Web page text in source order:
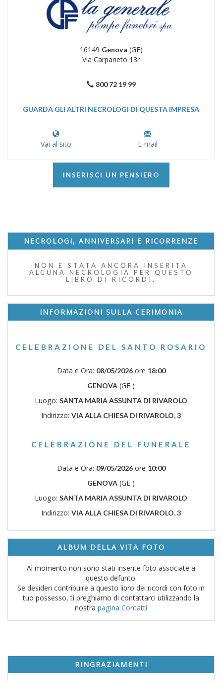
16149 Genova (GE)
Via Carpaneto 13r
800 72 19 99
GUARDA GLI ALTRI NECROLOGI DI QUESTA IMPRESA
Vai al sito E-mail
INSERISCI UN PENSIERO
NECROLOGI, ANNIVERSARI E RICORRENZE
NON È STATA ANCORA INSERITA
ALCUNA NECROLOGIA PER QUESTO
LIBRO DI RICORDI.
INFORMAZIONI SULLA CERIMONIA
CELEBRAZIONE DEL SANTO ROSARIO
Data e Ora: 08/05/2026ore 18:00
GENOVA (GE )
Luogo: SANTA MARIA ASSUNTA DI RIVAROLO
Indirizzo: VIA ALLA CHIESA DI RIVAROLO, 3
CELEBRAZIONE DEL FUNERALE
Data e Ora: 09/05/2026ore 10:00
GENOVA (GE )
Luogo: SANTA MARIA ASSUNTA DI RIVAROLO
Indirizzo: VIA ALLA CHIESA DI RIVAROLO, 3
ALBUM DELLA VITA FOTO
Al momento non sono stati inserite foto associate a
questo defunto.
Se desideri contribuire a questo libro dei ricordi con foto in
tuo possesso, ti preghiamo di contattarci utilizzando la
nostra pagina Contatti
RINGRAZIAMENTI